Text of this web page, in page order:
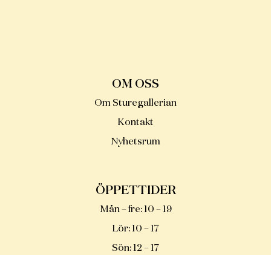
OM OSS
Om Sturegallerian
Kontakt
Nyhetsrum
ÖPPETTIDER
Mån – fre:10 – 19
Lör:10 – 17
Sön:12 – 17